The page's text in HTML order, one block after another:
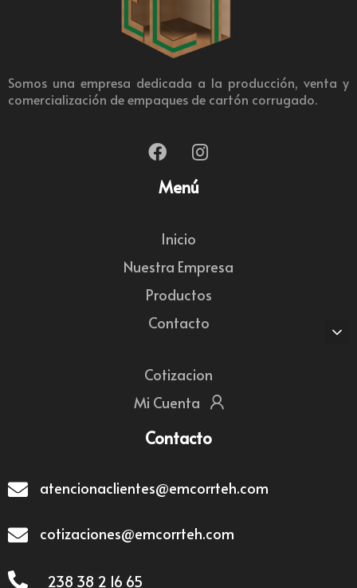
Somos una empresa dedicada a la producción, venta y
comercialización de empaques de cartón corrugado.
Menú
Inicio
Nuestra Empresa
Productos
Contacto
Cotizacion
Mi Cuenta
Contacto
atencionaclientes@emcorrteh.com
cotizaciones@emcorrteh.com
238 38 2 16 65